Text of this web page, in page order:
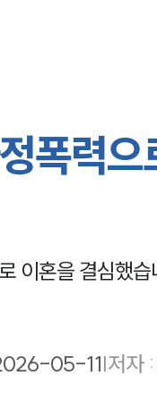
폭력으
이혼을 결심했습
05-11|저자 :